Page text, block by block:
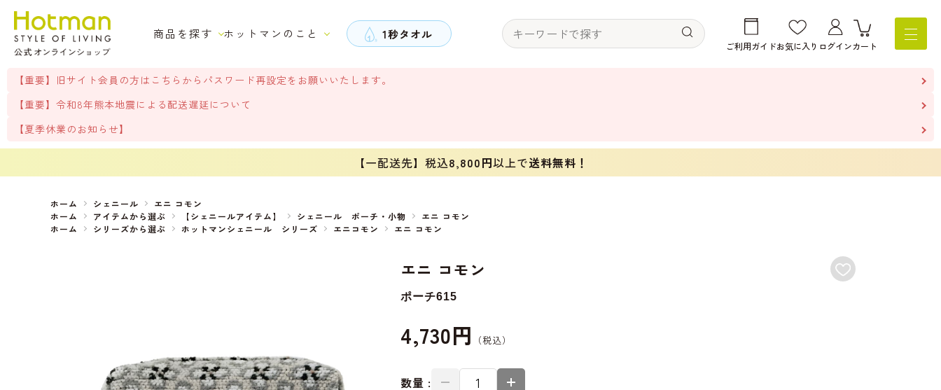
商品を探す ホットマンのこと 1秒タオル
ご利用ガイドお気に入り ログインカート
【重要】旧サイト会員の方はこちらからパスワード再設定をお願いいたします。
【重要】令和8年熊本地震による配送遅延について
【夏季休業のお知らせ】
【一配送先】税込8,800円以上で送料無料！
ホーム シェニール
エニ コモン
ホーム
アイテムから選ぶ 【シェニールアイテム】 シェニール ポーチ・小物
エニ コモン
ホーム
シリーズから選ぶ ホットマンシェニール シリーズ エニコモン エニ コモン
エニ コモン
ポーチ615
4,730円
数量 :